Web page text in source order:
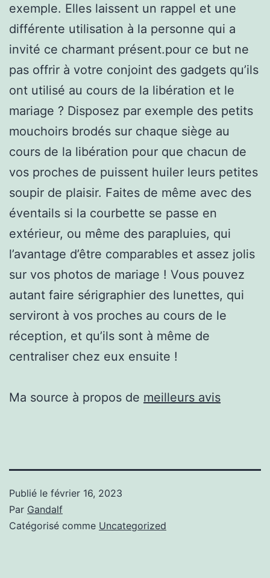
exemple. Elles laissent un rappel et une
différente utilisation à la personne qui a
invité ce charmant présent.pour ce but ne
pas offrir à votre conjoint des gadgets qu’ils
ont utilisé au cours de la libération et le
mariage ? Disposez par exemple des petits
mouchoirs brodés sur chaque siège au
cours de la libération pour que chacun de
vos proches de puissent huiler leurs petites
soupir de plaisir. Faites de même avec des
éventails si la courbette se passe en
extérieur, ou même des parapluies, qui
l’avantage d’être comparables et assez jolis
sur vos photos de mariage ! Vous pouvez
autant faire sérigraphier des lunettes, qui
serviront à vos proches au cours de le
réception, et qu’ils sont à même de
centraliser chez eux ensuite !
Ma source à propos de meilleurs avis
Publié le février 16, 2023
Par Gandalf
Catégorisé comme Uncategorized